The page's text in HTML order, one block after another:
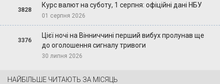
3828
Курс валют на суботу, 1 серпня: офіційні дані НБУ
01 серпня 2026
3376
Цієї ночі на Вінниччині перший вибух пролунав ще
до оголошення сигналу тривоги
30 липня 2026
НАЙБІЛЬШЕ ЧИТАЮТЬ ЗА МІСЯЦЬ